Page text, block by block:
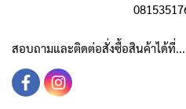
สอบถามและติดต่อสั่งซื้อสินค้าได้ที่...